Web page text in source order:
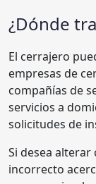
¿Dónde
El cerrajero
empresas de
compañías de
servicios a
solicitudes de
Si desea
incorrecto